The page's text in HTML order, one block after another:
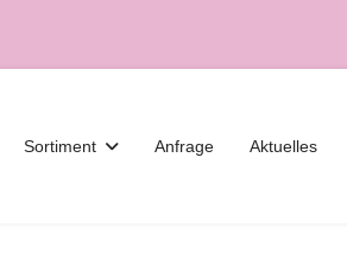
Sortiment Anfrage Aktuelles